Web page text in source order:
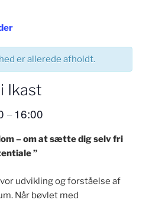
er allerede afholdt.
Ikast
– 16:00
– om at sætte dig selv fri
”
udvikling og forståelse af
Når bøvlet med